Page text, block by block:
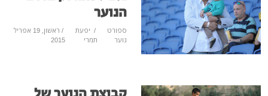
הנוער
ספורט
נוער
/
יפעת
תמרי
/ ראשון, 19 אפריל